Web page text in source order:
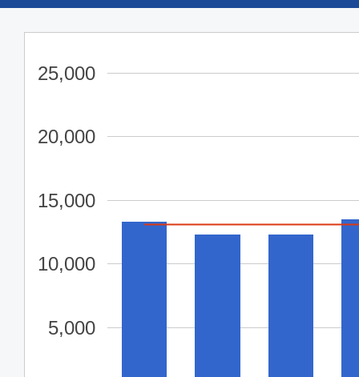
ANA605
東京(羽田)
10:45
宮崎
ANA609
エコノミー
13:20
17:35
5,000
10,000
15,000
20,000
25,000